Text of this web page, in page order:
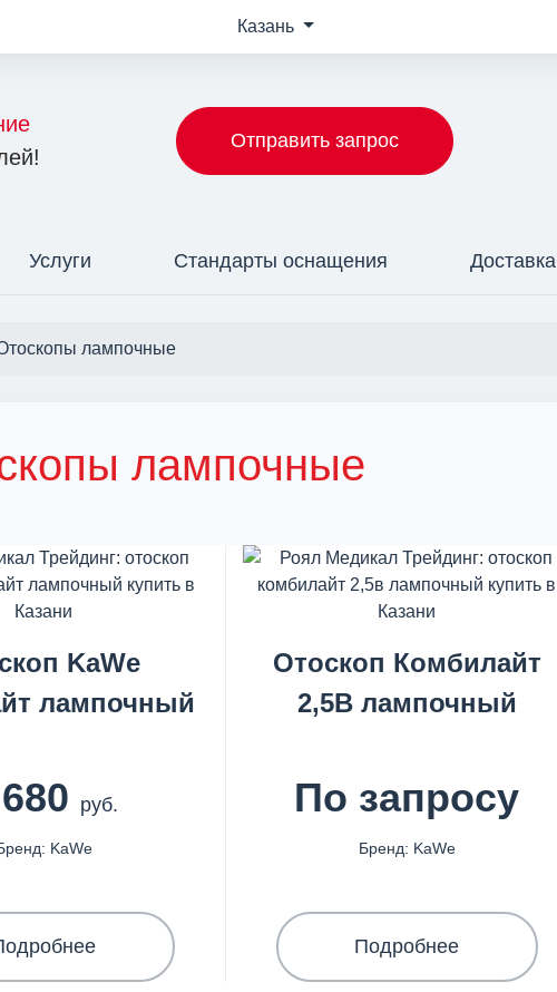
Казань
Отправить запрос
Услуги Стандарты оснащения Доставка
лампочные
лампочные
KaWe
лампочный
руб.
KaWe
Отоскоп Комбилайт
2,5В лампочный
По запросу
Бренд: KaWe
Подробнее